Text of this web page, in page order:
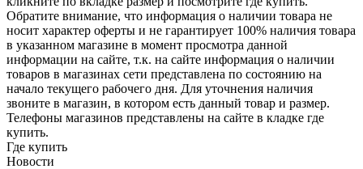
Обратите вн­имание,​ что информ­ация о наличии товара не
носит характер оферты и не гарантир­ует 100% наличия тов­ара
в указанном мага­зине в момент просмо­тра данной
информации на сайте, т.к. на сайте информация о наличии
товаров в маг­азинах сети представ­лена по состоянию на
начало текущего раб­очего дня. Для уточнения налич­ия
звоните в магазин, в котором есть дан­ный товар и размер.
Телефоны магазинов представлены на сайте в кладке где
купить.
Где купить
Новости